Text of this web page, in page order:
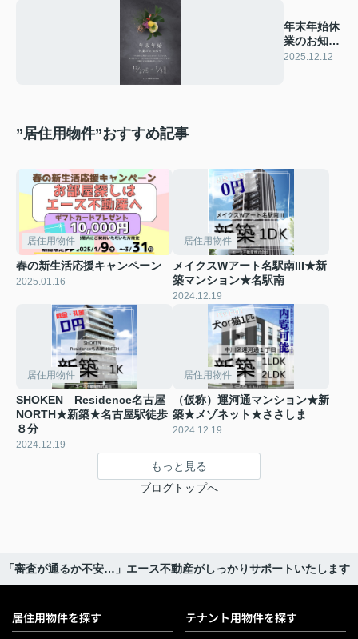
年末年始休
業のお知ら
せ
2025.12.12
”居住用物件”おすすめ記事
居住用物件
春の新生活応援キャンペーン
2025.01.16
居住用物件
メイクスWアート名駅南III★新
築マンション★名駅南
2024.12.19
居住用物件
SHOKEN Residence名古屋
NORTH★新築★名古屋駅徒歩
８分
2024.12.19
居住用物件
（仮称）運河通マンション★新
築★メゾネット★ささしま
2024.12.19
もっと見る
ブログトップへ
「審査が通るか不安…」エース不動産がしっかりサポートいたします
居住用物件を探す テナント用物件を探す